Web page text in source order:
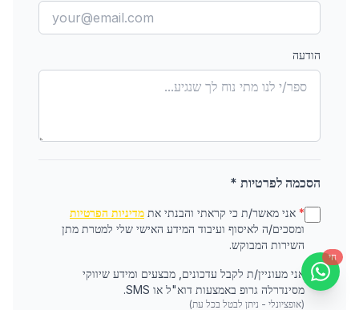
הודעה
הסכמה לפרטיות *
* אני מאשר/ת כי קראתי והבנתי את מדיניות הפרטיות
ומסכים/ה לאיסוף ועיבוד המידע האישי שלי למטרת מתן
השירות המבוקש.
אני מעוניין/ת לקבל עדכונים, מבצעים ומידע שיווקי
מסינדרלה גרופ באמצעות דוא"ל או SMS.
(אופציונלי - ניתן לבטל בכל עת)
חי